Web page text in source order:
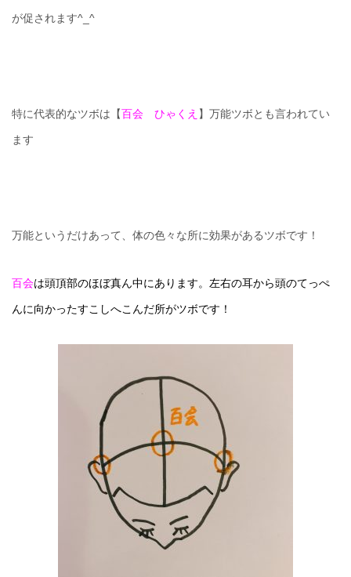
が促されます^_^
特に代表的なツボは【百会 ひゃくえ 】万能ツボとも言われてい
ます
万能というだけあって、体の色々な所に効果があるツボです！
百会は頭頂部のほぼ真ん中にあります。左右の耳から頭のてっぺ
んに向かったすこしへこんだ所がツボです！